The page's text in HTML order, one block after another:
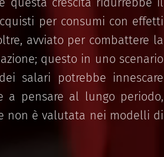
per consumi con effetti
avviato per combattere la
questo in uno scenario
salari potrebbe innescare
a pensare al lungo periodo,
non è valutata nei modelli di